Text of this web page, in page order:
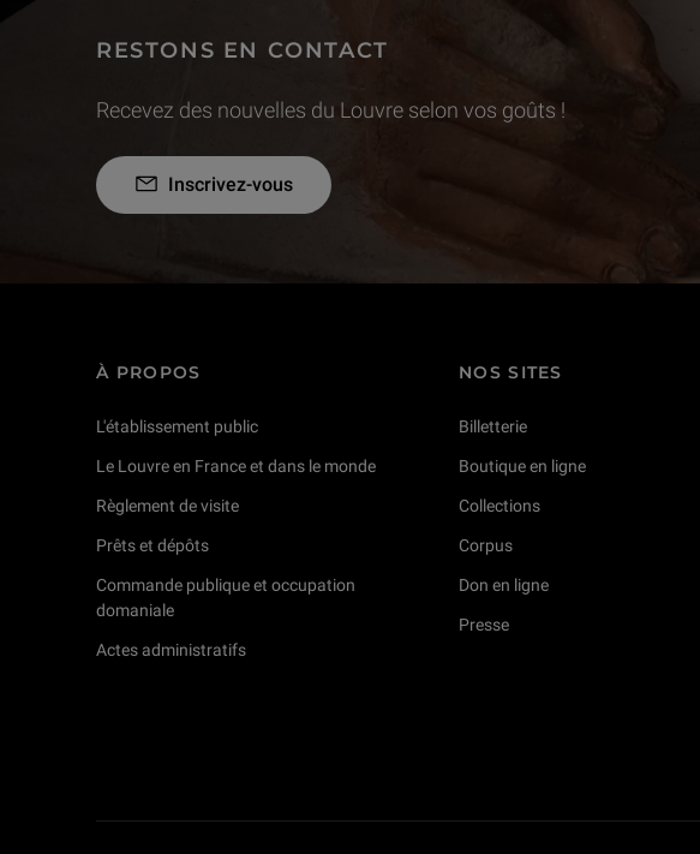
RESTONS EN CONTACT
Recevez des nouvelles du Louvre selon vos goûts !
Inscrivez-vous
À PROPOS
L'établissement public
Le Louvre en France et dans le monde
Règlement de visite
Prêts et dépôts
Commande publique et occupation
domaniale
Actes administratifs
NOS SITES
Billetterie
Boutique en ligne
Collections
Corpus
Don en ligne
Presse